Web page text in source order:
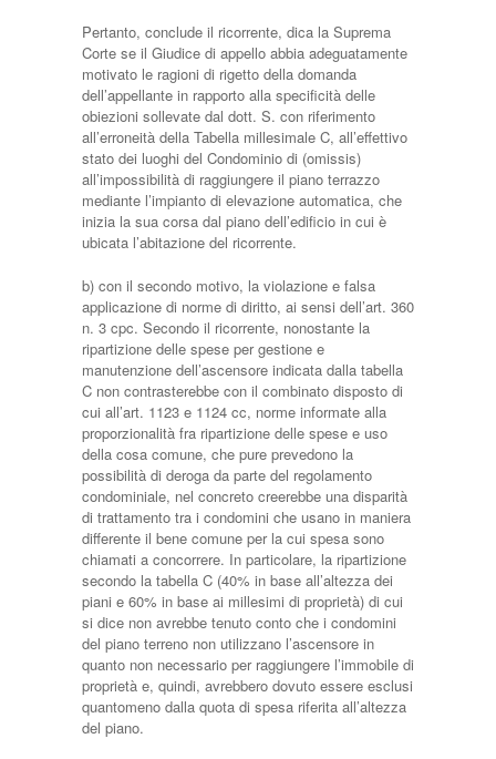
Pertanto, conclude il ricorrente, dica la Suprema
Corte se il Giudice di appello abbia adeguatamente
motivato le ragioni di rigetto della domanda
dell’appellante in rapporto alla specificità delle
obiezioni sollevate dal dott. S. con riferimento
all’erroneità della Tabella millesimale C, all’effettivo
stato dei luoghi del Condominio di (omissis)
all’impossibilità di raggiungere il piano terrazzo
mediante l’impianto di elevazione automatica, che
inizia la sua corsa dal piano dell’edificio in cui è
ubicata l’abitazione del ricorrente.
b) con il secondo motivo, la violazione e falsa
applicazione di norme di diritto, ai sensi dell’art. 360
n. 3 cpc. Secondo il ricorrente, nonostante la
ripartizione delle spese per gestione e
manutenzione dell’ascensore indicata dalla tabella
C non contrasterebbe con il combinato disposto di
cui all’art. 1123 e 1124 cc, norme informate alla
proporzionalità fra ripartizione delle spese e uso
della cosa comune, che pure prevedono la
possibilità di deroga da parte del regolamento
condominiale, nel concreto creerebbe una disparità
di trattamento tra i condomini che usano in maniera
differente il bene comune per la cui spesa sono
chiamati a concorrere. In particolare, la ripartizione
secondo la tabella C (40% in base all’altezza dei
piani e 60% in base ai millesimi di proprietà) di cui
si dice non avrebbe tenuto conto che i condomini
del piano terreno non utilizzano l’ascensore in
quanto non necessario per raggiungere l’immobile di
proprietà e, quindi, avrebbero dovuto essere esclusi
quantomeno dalla quota di spesa riferita all’altezza
del piano.